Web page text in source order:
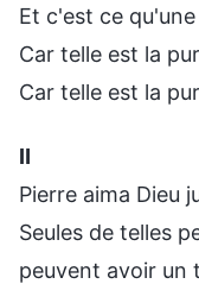
Et c'est ce
Car telle est la
Car telle est la
Ⅱ
Pierre aima Dieu
Seules de telles
peuvent avoir un